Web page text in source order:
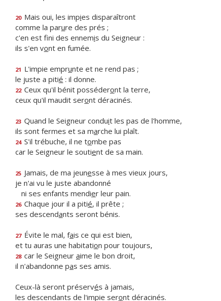
20 Mais oui, les impies disparaîtront
comme la parure des prés ;
c'en est fini des ennemis du Seigneur :
ils s'en vont en fumée.
21 L'impie emprunte et ne rend pas ;
le juste a pitié : il donne.
22 Ceux qu'il bénit posséderont la terre,
ceux qu'il maudit seront déracinés.
23 Quand le Seigneur conduit les pas de l'homme,
ils sont fermes et sa marche lui plaît.
24 S'il trébuche, il ne tombe pas
car le Seigneur le soutient de sa main.
25 Jamais, de ma jeunesse à mes vieux jours,
je n'ai vu le juste abandonné
ni ses enfants mendier leur pain.
26 Chaque jour il a pitié, il prête ;
ses descendants seront bénis.
27 Évite le mal, fais ce qui est bien,
et tu auras une habitation pour toujours,
28 car le Seigneur aime le bon droit,
il n'abandonne pas ses amis.
Ceux-là seront préservés à jamais,
les descendants de l'impie seront déracinés.